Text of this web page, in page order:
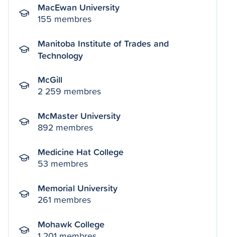
MacEwan University
155 membres
Manitoba Institute of Trades and
Technology
McGill
2 259 membres
McMaster University
892 membres
Medicine Hat College
53 membres
Memorial University
261 membres
Mohawk College